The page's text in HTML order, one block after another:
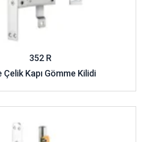
352 R
Çelik Kapı Gömme Kilidi